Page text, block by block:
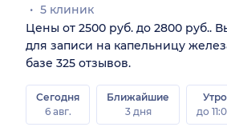
5 клиник
Цены от 2500 руб. до 2800 руб..
для записи на капельницу
базе 325 отзывов.
Сегодня
6 авг.
Ближайшие
3 дня
Утро
до